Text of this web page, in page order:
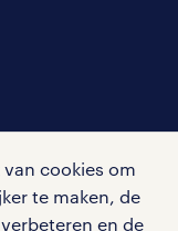
cookies om
te maken, de
en de